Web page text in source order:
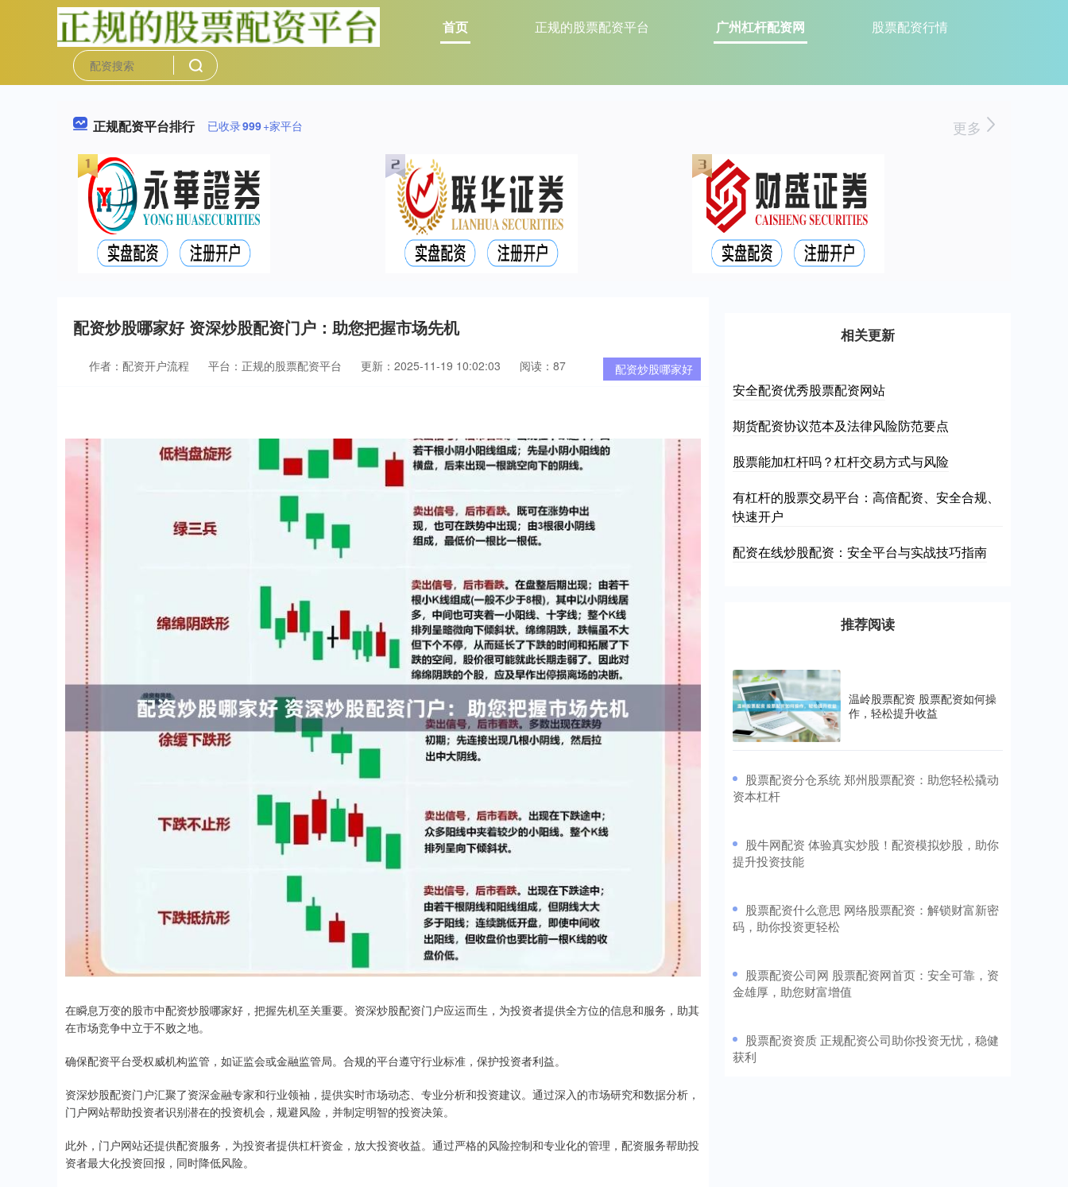
首页 正规的股票配资平台 广州杠杆配资网 股票配资行情
正规配资平台排行 已收录999+家平台 更多
配资炒股哪家好 资深炒股配资门户：助您把握市场先机
配资炒股哪家好
作者：配资开户流程 平台：正规的股票配资平台 更新：2025-11-19 10:02:03 阅读：87
在瞬息万变的股市中配资炒股哪家好，把握先机至关重要。资深炒股配资门户应运而生，为投资者提供全方位的信息和服务，助其
在市场竞争中立于不败之地。
确保配资平台受权威机构监管，如证监会或金融监管局。合规的平台遵守行业标准，保护投资者利益。
资深炒股配资门户汇聚了资深金融专家和行业领袖，提供实时市场动态、专业分析和投资建议。通过深入的市场研究和数据分析，
门户网站帮助投资者识别潜在的投资机会，规避风险，并制定明智的投资决策。
此外，门户网站还提供配资服务，为投资者提供杠杆资金，放大投资收益。通过严格的风险控制和专业化的管理，配资服务帮助投
资者最大化投资回报，同时降低风险。
相关更新
安全配资优秀股票配资网站
期货配资协议范本及法律风险防范要点
股票能加杠杆吗？杠杆交易方式与风险
有杠杆的股票交易平台：高倍配资、安全合规、
快速开户
配资在线炒股配资：安全平台与实战技巧指南
推荐阅读
温岭股票配资 股票配资如何操
作，轻松提升收益
​股票配资分仓系统 郑州股票配资：助您轻松撬动
资本杠杆
​股牛网配资 体验真实炒股！配资模拟炒股，助你
提升投资技能
​股票配资什么意思 网络股票配资：解锁财富新密
码，助你投资更轻松
​股票配资公司网 股票配资网首页：安全可靠，资
金雄厚，助您财富增值
​股票配资资质 正规配资公司助你投资无忧，稳健
获利